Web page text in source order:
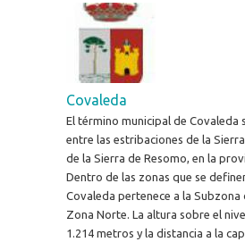
Covaleda
El término municipal de Covaleda
entre las estribaciones de la
de la Sierra de Resomo, en la
Dentro de las zonas que se
Covaleda pertenece a la Subzona
Zona Norte. La altura sobre el
1.214 metros y la distancia a la